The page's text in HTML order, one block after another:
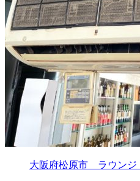
大阪府松原市 ラウン